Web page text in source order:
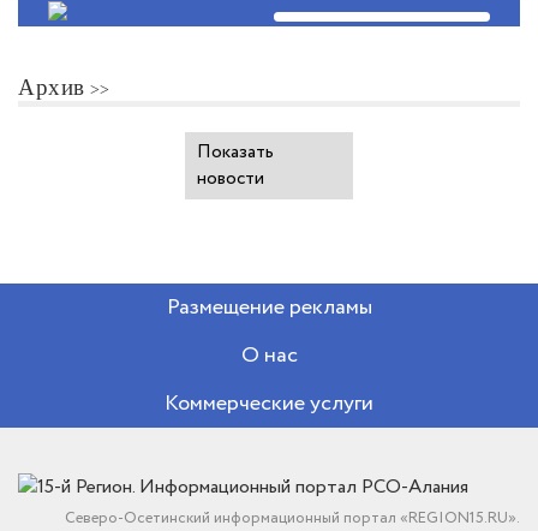
Архив
Показать
новости
Размещение рекламы
О нас
Коммерческие услуги
Северо-Осетинский информационный портал «REGION15.RU».